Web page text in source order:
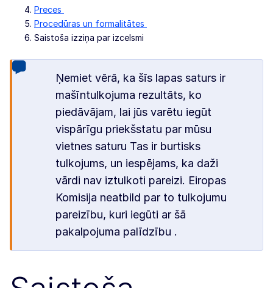
Preces
Procedūras un formalitātes
Saistoša izziņa par izcelsmi
Ņemiet vērā, ka šīs lapas saturs ir
mašīntulkojuma rezultāts, ko
piedāvājam, lai jūs varētu iegūt
vispārīgu priekšstatu par mūsu
vietnes saturu Tas ir burtisks
tulkojums, un iespējams, ka daži
vārdi nav iztulkoti pareizi. Eiropas
Komisija neatbild par to tulkojumu
pareizību, kuri iegūti ar šā
pakalpojuma palīdzību .